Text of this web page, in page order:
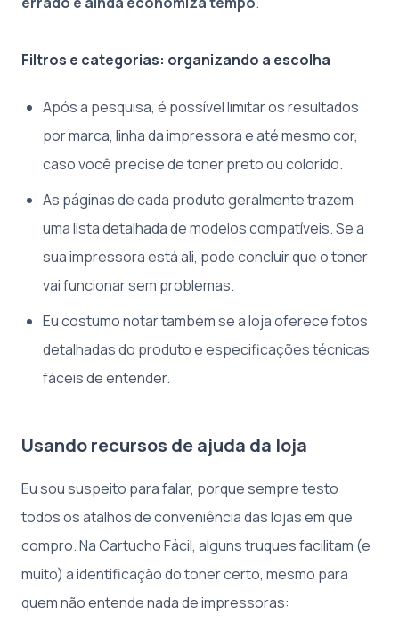
Filtros e categorias: organizando a escolha
Após a pesquisa, é possível limitar os resultados
por marca, linha da impressora e até mesmo cor,
caso você precise de toner preto ou colorido.
As páginas de cada produto geralmente trazem
uma lista detalhada de modelos compatíveis. Se a
sua impressora está ali, pode concluir que o toner
vai funcionar sem problemas.
Eu costumo notar também se a loja oferece fotos
detalhadas do produto e especificações técnicas
fáceis de entender.
Usando recursos de ajuda da loja
Eu sou suspeito para falar, porque sempre testo
todos os atalhos de conveniência das lojas em que
compro. Na Cartucho Fácil, alguns truques facilitam (e
muito) a identificação do toner certo, mesmo para
quem não entende nada de impressoras: